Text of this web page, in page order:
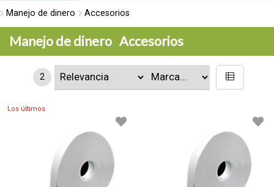
Manejo de dinero Accesorios
Manejo de dinero Accesorios
2
Los últimos